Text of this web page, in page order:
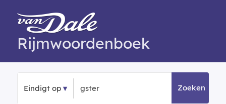
Rijmwoordenboek
Eindigt op Zoeken